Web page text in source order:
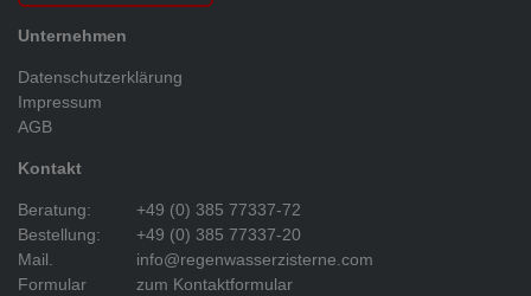
Unternehmen
Datenschutzerklärung
Impressum
AGB
Kontakt
Beratung:
+49 (0) 385 77337-72
Bestellung:
+49 (0) 385 77337-20
Mail.
info@regenwasserzisterne.com
Formular
zum Kontaktformular